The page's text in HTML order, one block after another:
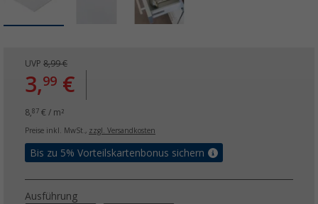
UVP 8,99 €
3,99 €
8,87 € / m²
Preise inkl. MwSt., zzgl. Versandkosten
Bis zu 5% Vorteilskartenbonus sichern
Ausführung